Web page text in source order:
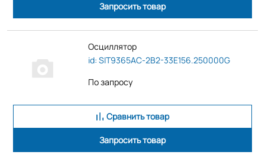
Запросить товар
Осциллятор
id: SIT9365AC-2B2-33E156.250000G
По запросу
Сравнить товар
Запросить товар